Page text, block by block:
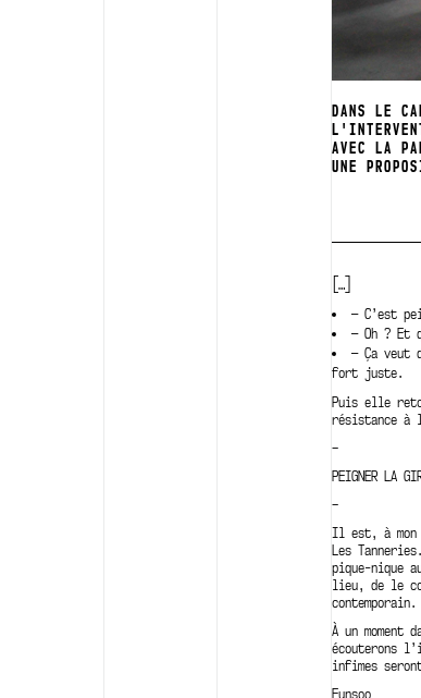
DANS LE
AVEC LA
UNE
[…]
— C’est
— Oh ? Et
— Ça
fort juste.
Puis elle
résistance à
–
PEIGNER LA
–
Il est, à mon
Les
pique-nique
lieu, de le
contemporain.
À un
écouterons
infimes
Eunsoo